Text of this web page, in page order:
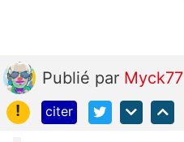
Publié par Myck77
!
citer